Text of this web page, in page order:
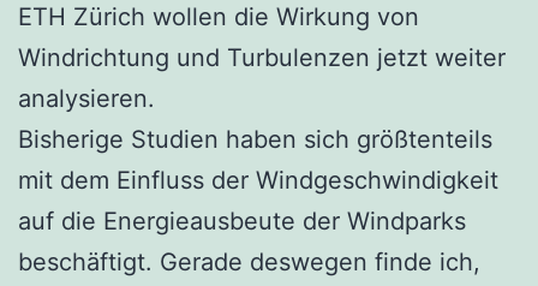
ETH Zürich wollen die Wirkung von
Windrichtung und Turbulenzen jetzt weiter
analysieren.
Bisherige Studien haben sich größtenteils
mit dem Einfluss der Windgeschwindigkeit
auf die Energieausbeute der Windparks
beschäftigt. Gerade deswegen finde ich,